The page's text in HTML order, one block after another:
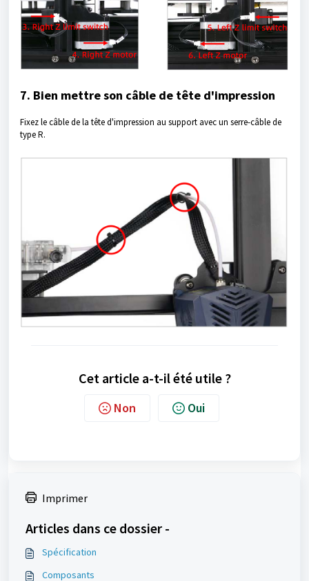
7. Bien mettre son câble de tête d'impression
Fixez le câble de la tête d'impression au support avec un serre-câble de
type R.
Cet article a-t-il été utile ?
Non Oui
Imprimer
Articles dans ce dossier -
Spécification
Composants